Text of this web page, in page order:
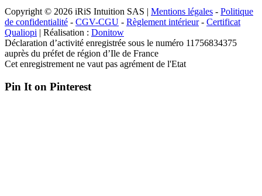
Copyright © 2026 iRiS Intuition SAS | Mentions légales - Politique
de confidentialité - CGV-CGU - Règlement intérieur- Certificat
Qualiopi | Réalisation : Donitow
Déclaration d’activité enregistrée sous le numéro 11756834375
auprès du préfet de région d’Ile de France
Cet enregistrement ne vaut pas agrément de l'Etat
Pin It on Pinterest